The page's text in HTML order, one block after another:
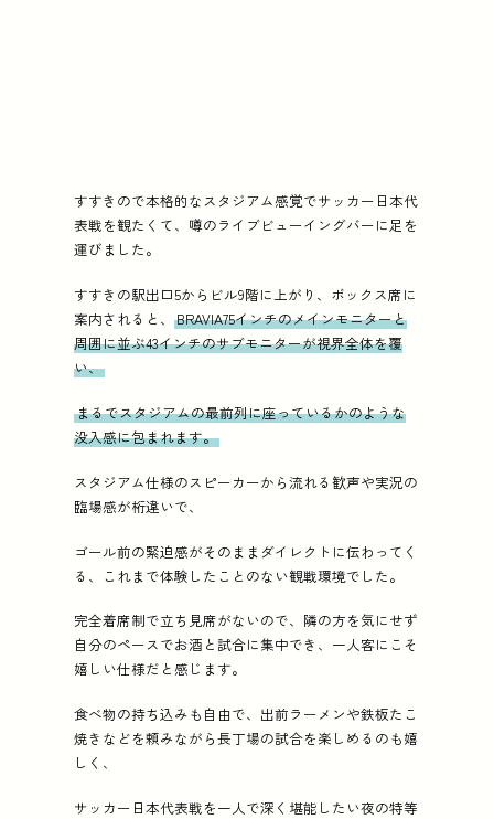
すすきので本格的なスタジアム感覚でサッカー日本代
表戦を観たくて、噂のライブビューイングバーに足を
運びました。
すすきの駅出口5からビル9階に上がり、ボックス席に
案内されると、BRAVIA75インチのメインモニターと
周囲に並ぶ43インチのサブモニターが視界全体を覆
い、
まるでスタジアムの最前列に座っているかのような
没入感に包まれます。
スタジアム仕様のスピーカーから流れる歓声や実況の
臨場感が桁違いで、
ゴール前の緊迫感がそのままダイレクトに伝わってく
る、これまで体験したことのない観戦環境でした。
完全着席制で立ち見席がないので、隣の方を気にせず
自分のペースでお酒と試合に集中でき、一人客にこそ
嬉しい仕様だと感じます。
食べ物の持ち込みも自由で、出前ラーメンや鉄板たこ
焼きなどを頼みながら長丁場の試合を楽しめるのも嬉
しく、
サッカー日本代表戦を一人で深く堪能したい夜の特等